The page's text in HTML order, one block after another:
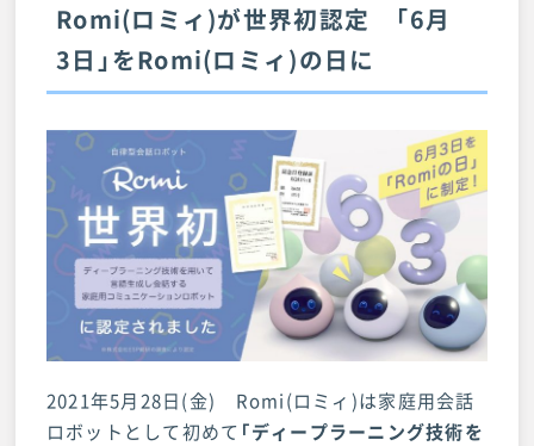
Romi(ロミィ)が世界初認定 「6月
3日」をRomi(ロミィ)の日に
2021年5月28日(金) Romi(ロミィ)は家庭用会話
ロボットとして初めて 「ディープラーニング技術を